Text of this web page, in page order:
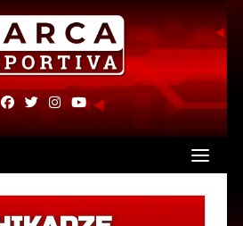
fab
fa-
fab
fa-
fab fab